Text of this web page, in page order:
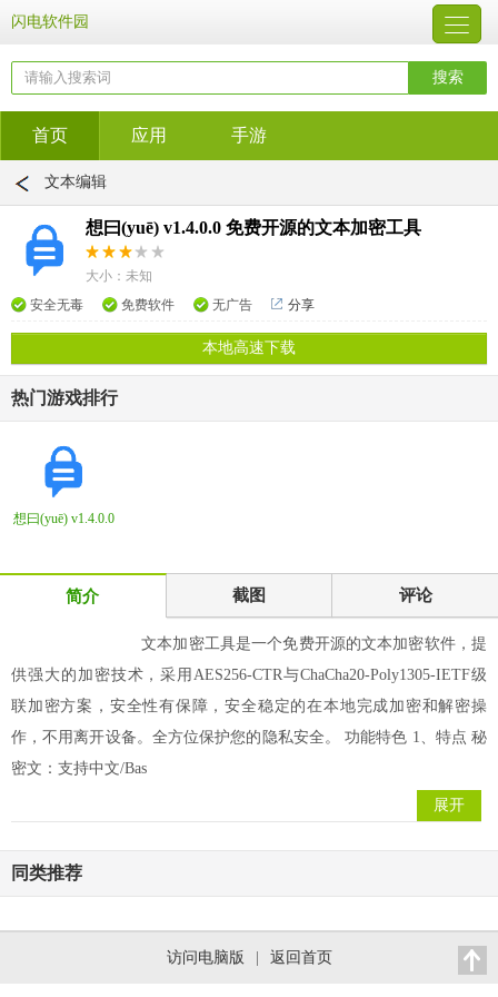
闪电软件园
首页 应用 手游
文本编辑
想曰(yuē) v1.4.0.0 免费开源的文本加密工具
大小：未知
安全无毒
免费软件 无广告 分享
本地高速下载
热门游戏排行
想曰(yuē) v1.4.0.0
简介 截图 评论
文本加密工具是一个免费开源的文本加密软件，提
供强大的加密技术，采用AES256-CTR与ChaCha20-Poly1305-IETF级
联加密方案，安全性有保障，安全稳定的在本地完成加密和解密操
作，不用离开设备。全方位保护您的隐私安全。 功能特色 1、特点 秘
密文：支持中文/Bas
展开
同类推荐
访问电脑版 返回首页